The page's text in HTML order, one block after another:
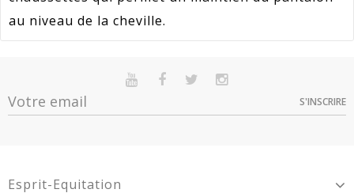
au niveau de la cheville.
Pour Qui
Sur commande Indisponible
Option
Dispo
7083134
S'INSCRIRE
Esprit-Equitation